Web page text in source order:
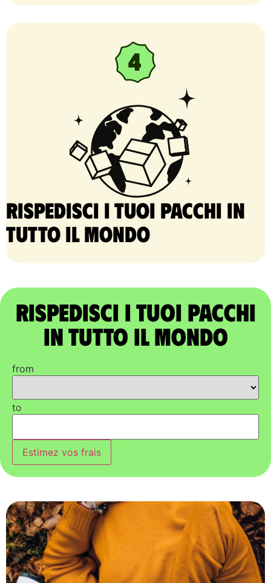
Rispedisci i tuoi pacchi in
tutto il mondo
Rispedisci i tuoi pacchi
in tutto il mondo
from
to
Estimez vos frais